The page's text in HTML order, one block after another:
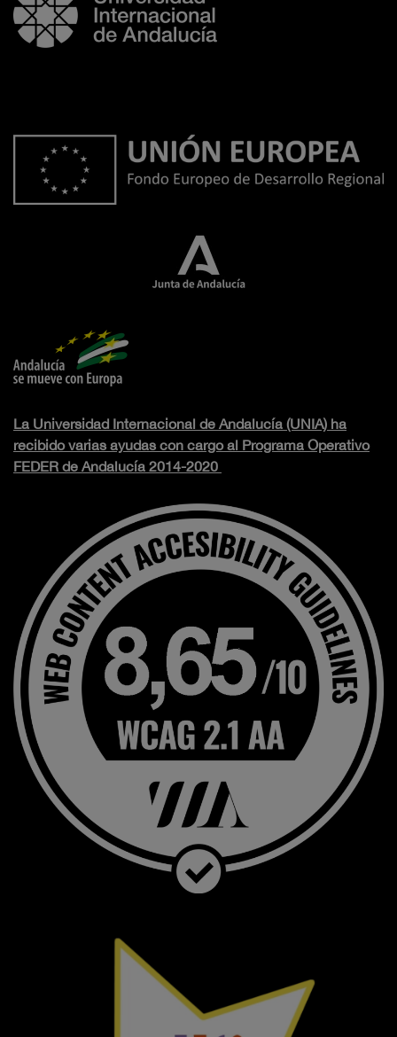
La Universidad Internacional de Andalucía (UNIA) ha
recibido varias ayudas con cargo al Programa Operativo
FEDER de Andalucía 2014-2020